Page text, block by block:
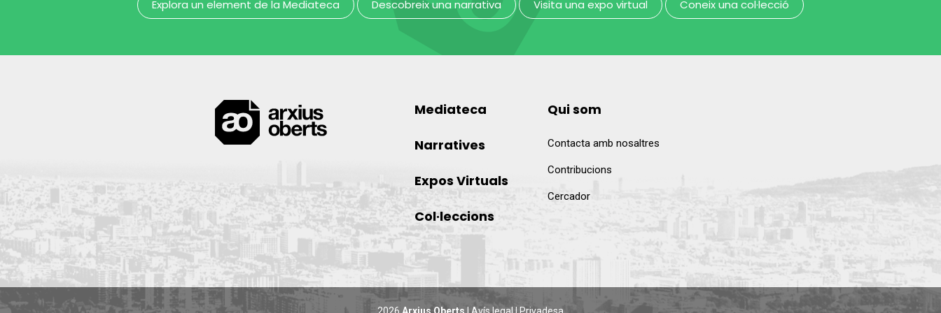
Explora un element de la Mediateca Descobreix una narrativa Visita una expo virtual Coneix una col·lecció
Mediateca
Narratives
Expos Virtuals
Col·leccions
Qui som
Contacta amb nosaltres
Contribucions
Cercador